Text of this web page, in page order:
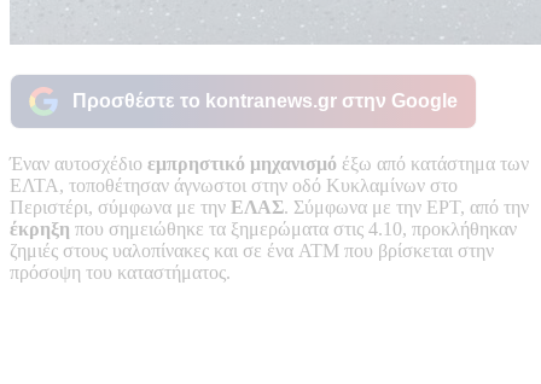
Προσθέστε το kontranews.gr στην Google
Έναν αυτοσχέδιο εμπρηστικό μηχανισμό έξω από κατάστημα των
ΕΛΤΑ, τοποθέτησαν άγνωστοι στην οδό Κυκλαμίνων στο
Περιστέρι, σύμφωνα με την ΕΛΑΣ. Σύμφωνα με την ΕΡΤ, από την
έκρηξη που σημειώθηκε τα ξημερώματα στις 4.10, προκλήθηκαν
ζημιές στους υαλοπίνακες και σε ένα ATM που βρίσκεται στην
πρόσοψη του καταστήματος.